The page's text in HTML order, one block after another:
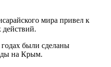
мира привел к
действий.
были сделаны
на Крым.